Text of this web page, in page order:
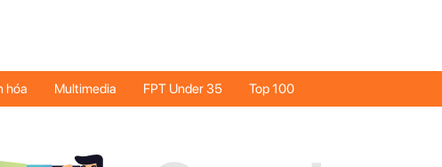
hóa Multimedia FPT Under 35 Top 100